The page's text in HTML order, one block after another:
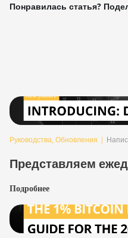
Понравилась статья?
Руководства, Обновления |
Представляем
Подробнее